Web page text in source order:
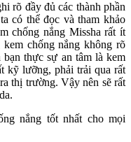
rõ đầy đủ các thành phần
có thể đọc và tham khảo
chống nắng Missha rất ít
chống nắng không rõ
thực sự an tâm là kem
kỹ lưỡng, phải trải qua rất
thị trường. Vậy nên sẽ rất